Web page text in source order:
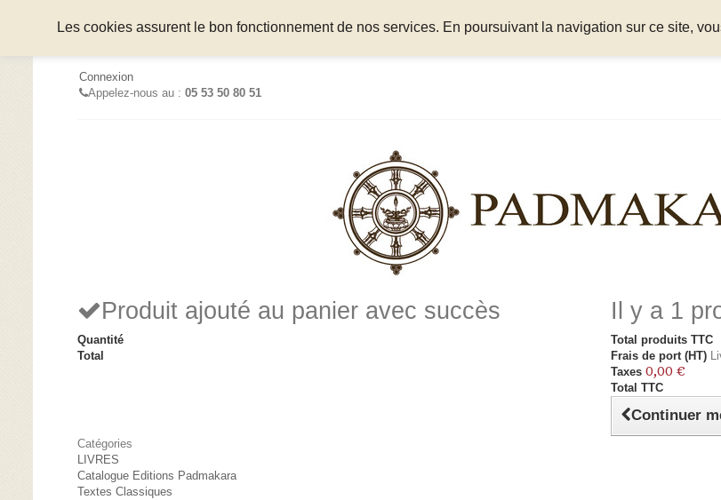
Connexion
Appelez-nous au : 05 53 50 80 51
Produit ajouté au panier avec succès
Quantité
Total
Il y a 1
Total produits TTC
Frais de port (HT)
Taxes 0,00 €
Total TTC
Continuer
Catégories
LIVRES
Catalogue Editions Padmakara
Textes Classiques
Les cookies assurent le bon fonctionnement de nos services. En poursuivant la navigation sur ce site,